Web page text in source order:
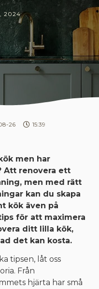
2024
26 15:39
men har
Att renovera ett
men med rätt
kan du skapa
kök även på
för att maximera
ditt lilla kök,
det kan kosta.
tipsen, låt oss
Från
hjärta har små